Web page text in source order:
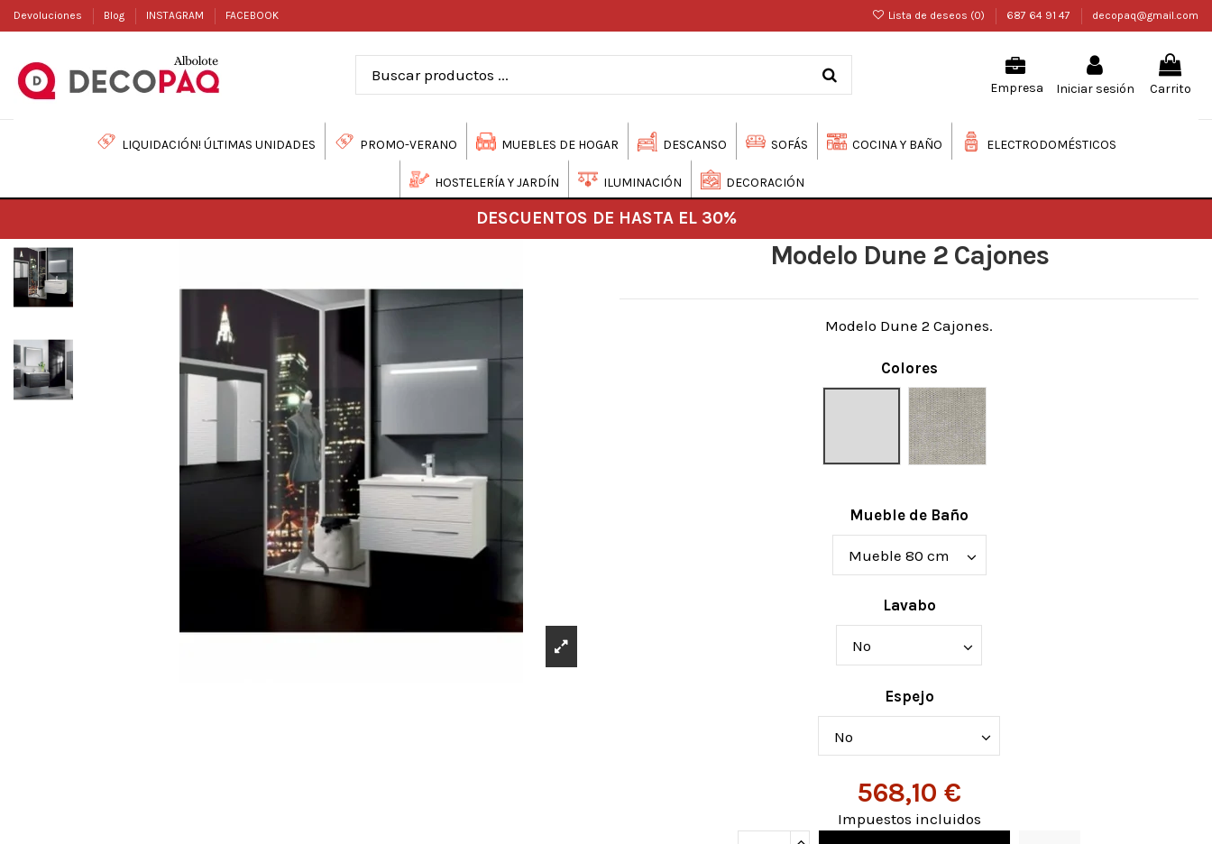
Devoluciones Blog INSTAGRAM FACEBOOK Lista de deseos (0) 687 64 91 47 decopaq@gmail.com
Empresa Iniciar sesión Carrito
LIQUIDACIÓN! ÚLTIMAS UNIDADES PROMO-VERANO MUEBLES DE HOGAR DESCANSO SOFÁS COCINA Y BAÑO ELECTRODOMÉSTICOS
HOSTELERÍA Y JARDÍN ILUMINACIÓN DECORACIÓN
DESCUENTOS DE HASTA EL 30%
Modelo Dune 2 Cajones
Modelo Dune 2 Cajones.
Colores
Blanco rayadoGris
Mueble de Baño
Lavabo
Espejo
568,10 €
Impuestos incluidos